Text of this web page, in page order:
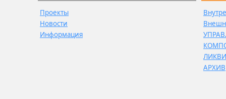
Проекты
Новости
Информация
АРХИВ